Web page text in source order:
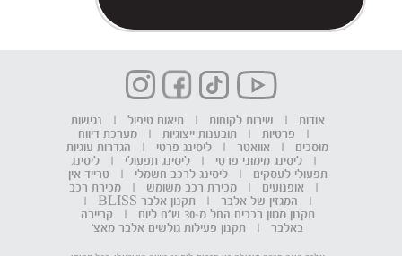
אודות | שירות לקוחות | תיאום טיפול |
נגישות
|
פרטיות | תובענות ייצוגיות |
מערכת דיווח
מוסכים
| אוואטר | ליסינג פרטי |
הגדרות עוגיות
|
ליסינג מימוני פרטי | ליסינג תפעולי |
ליסינג
תפעולי לעסקים
| ליסינג לרכב חשמלי |
טרייד אין
|
אופנועים | מכירת רכב משומש |
מכירת רכב
|
המגזין של אלבר | תקנון אלבר BLISS
|
תקנון מגוון רכבים החל מ-30 ש"ח ליום
|
קריירה
באלבר
| תקנון פעילות גולשים אלבר מאצ'